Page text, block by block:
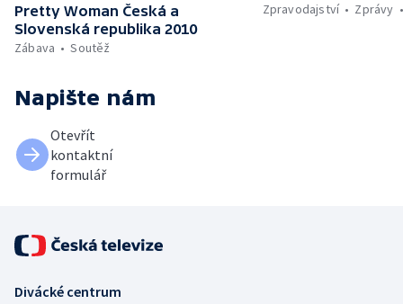
Pretty Woman Česká a
Slovenská republika 2010
Zábava
Soutěž
Zpravodajství
Zprávy
Napište nám
Otevřít
kontaktní
formulář
Divácké centrum